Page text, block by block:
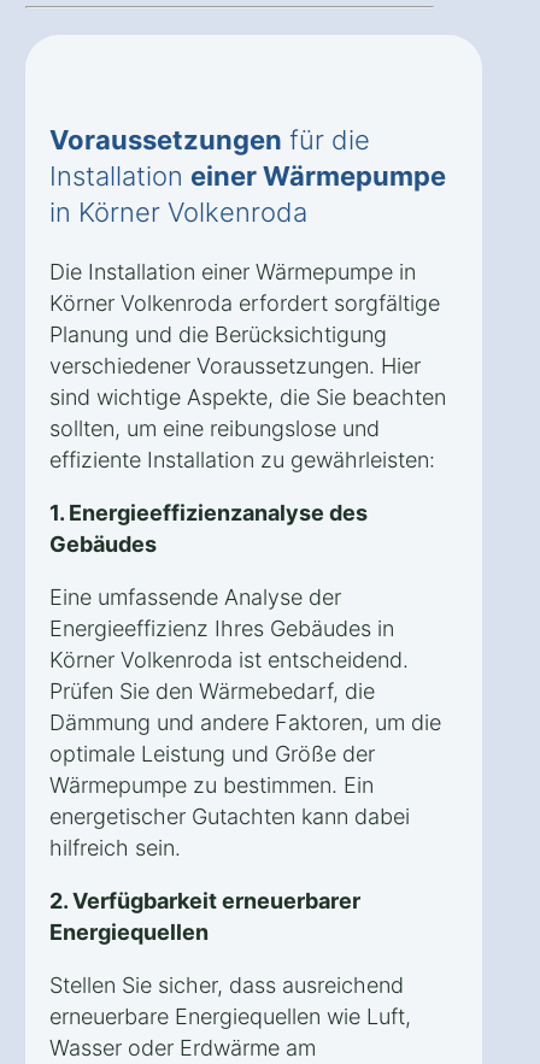
Voraussetzungen für die
Installation einer Wärmepumpe
in Körner Volkenroda
Die Installation einer Wärmepumpe in
Körner Volkenroda erfordert sorgfältige
Planung und die Berücksichtigung
verschiedener Voraussetzungen. Hier
sind wichtige Aspekte, die Sie beachten
sollten, um eine reibungslose und
effiziente Installation zu gewährleisten:
1. Energieeffizienzanalyse des
Gebäudes
Eine umfassende Analyse der
Energieeffizienz Ihres Gebäudes in
Körner Volkenroda ist entscheidend.
Prüfen Sie den Wärmebedarf, die
Dämmung und andere Faktoren, um die
optimale Leistung und Größe der
Wärmepumpe zu bestimmen. Ein
energetischer Gutachten kann dabei
hilfreich sein.
2. Verfügbarkeit erneuerbarer
Energiequellen
Stellen Sie sicher, dass ausreichend
erneuerbare Energiequellen wie Luft,
Wasser oder Erdwärme am